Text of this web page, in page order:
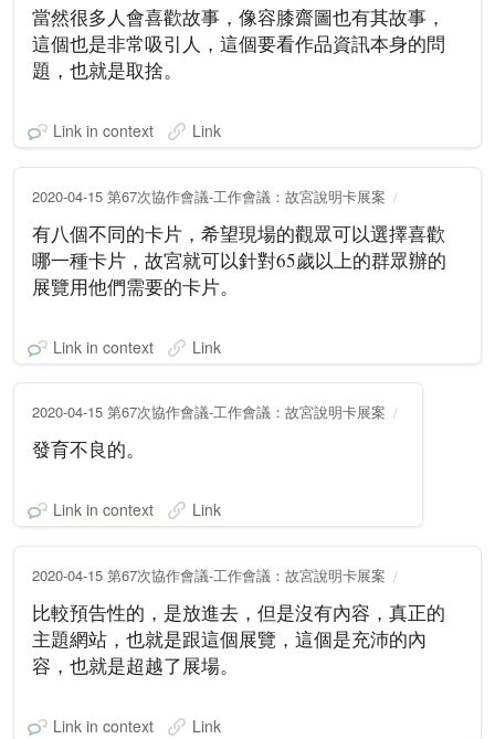
當然很多人會喜歡故事，像容膝齋圖也有其故事，
這個也是非常吸引人，這個要看作品資訊本身的問
題，也就是取捨。
Link in context Link
2020-04-15 第67次協作會議-工作會議：故宮說明卡展案
有八個不同的卡片，希望現場的觀眾可以選擇喜歡
哪一種卡片，故宮就可以針對65歲以上的群眾辦的
展覽用他們需要的卡片。
Link in context Link
2020-04-15 第67次協作會議-工作會議：故宮說明卡展案
發育不良的。
Link in context Link
2020-04-15 第67次協作會議-工作會議：故宮說明卡展案
比較預告性的，是放進去，但是沒有內容，真正的
主題網站，也就是跟這個展覽，這個是充沛的內
容，也就是超越了展場。
Link in context Link